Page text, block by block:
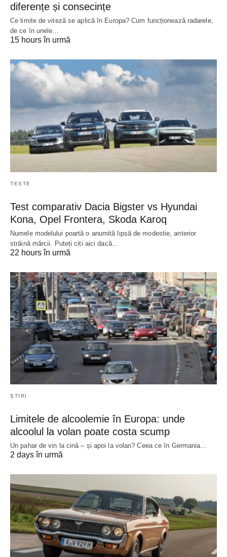
diferențe și consecințe
Ce limite de viteză se aplică în Europa? Cum funcționează radarele,
de ce în unele…
15 hours în urmă
TESTE
Test comparativ Dacia Bigster vs Hyundai
Kona, Opel Frontera, Skoda Karoq
Numele modelului poartă o anumită lipsă de modestie, anterior
străină mărcii. Puteți citi aici dacă…
22 hours în urmă
ȘTIRI
Limitele de alcoolemie în Europa: unde
alcoolul la volan poate costa scump
Un pahar de vin la cină – și apoi la volan? Ceea ce în Germania…
2 days în urmă